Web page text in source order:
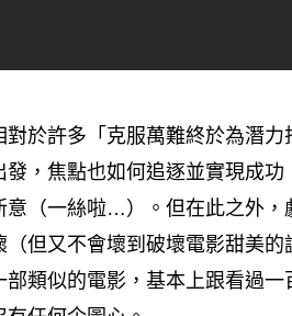
對於許多「克服萬難終於為潛
發，焦點也如何追逐並實現成
意（一絲啦…）。但在此之外
（但又不會壞到破壞電影甜美
部類似的電影，基本上跟看過